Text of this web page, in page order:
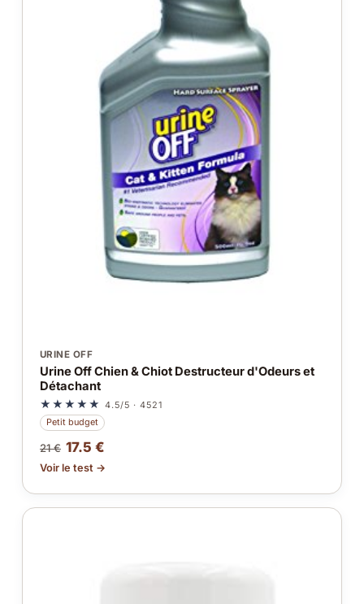
URINE OFF
Urine Off Chien & Chiot Destructeur d'Odeurs et
Détachant
★★★★★ 4.5/5 · 4521
Petit budget
21 € 17.5 €
Voir le test →